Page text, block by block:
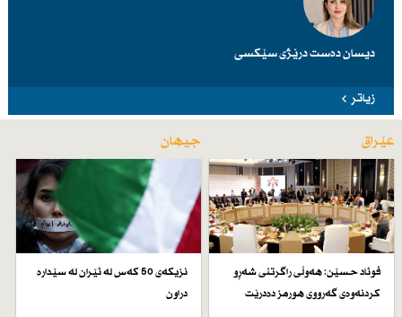
دیسان دەست درێژی سێكسی
زیاتر
عێراق
فوئاد حسێن: هەوڵی راگرتنی شەڕو
كردنەوەی گەرووی هورمز دەدرێت
جیهان
نزیكەی 50 كەس لە ئێران لە سێدارە
دراون